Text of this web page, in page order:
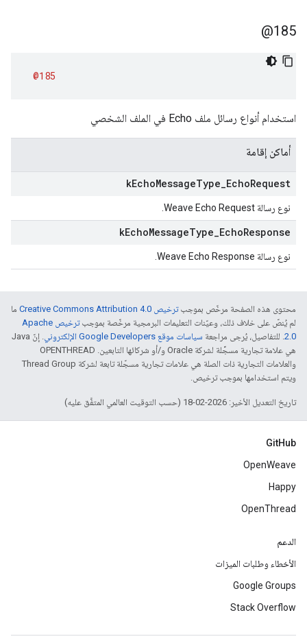
185@
@185
استخدام أنواع رسائل ملف Echo في الملف الشخصي
أماكن إقامة
kEchoMessageType EchoRequest
نوع رسالة Weave Echo Request.
kEchoMessageType EchoResponse
نوع رسالة Weave Echo Response.
محتوى هذه الصفحة مرخّص بموجبترخيص Creative Commons Attribution 4.0‏
ما
لم يُنصّ على خلاف ذلك، وعيّنات التعليمات البرمجية مرخّصة بموجب
ترخيص Apache
2.0‏. للتفاصيل، يُرجى مراجعة سياسات موقع Google Developers الإلكتروني
. إنّ Java
هي علامة تجارية مسجَّلة لشركة Oracle و/أو شركائها التابعين. ‫OPENTHREAD
والعلامات التجارية ذات الصلة هي علامات تجارية مسجّلة تابعة لشركة Thread Group
ويتم استخدامها بموجب ترخيص.
تاريخ التعديل الأخير: 2026-02-18 (حسب التوقيت العالمي المتفَّق عليه)
GitHub
OpenWeave
Happy
OpenThread
الدعم
الأخطاء وطلبات الميزات
Google Groups
Stack Overflow